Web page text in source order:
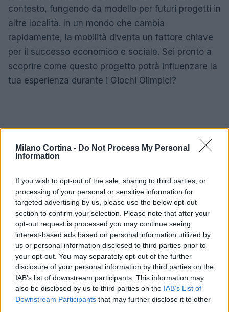
Milano Cortina - Do Not Process My Personal
Information
If you wish to opt-out of the sale, sharing to third parties, or
processing of your personal or sensitive information for
targeted advertising by us, please use the below opt-out
section to confirm your selection. Please note that after your
opt-out request is processed you may continue seeing
interest-based ads based on personal information utilized by
us or personal information disclosed to third parties prior to
your opt-out. You may separately opt-out of the further
disclosure of your personal information by third parties on the
IAB’s list of downstream participants. This information may
also be disclosed by us to third parties on the IAB’s List of
Downstream Participants that may further disclose it to other
contesto, fungendo da modello per futuri progetti in
altre località. In un mondo che cambia
rapidamente, la mobilità diventa un fattore chiave
per il successo economico e sociale. Sei pronto a
scoprire come questo progetto potrà influenzare la
tua esperienza durante i Giochi Olimpici?
AUTORE
AiAdhubMedia